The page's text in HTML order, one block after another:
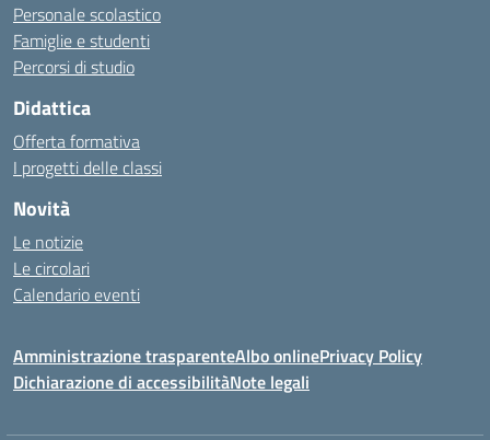
Personale scolastico
Famiglie e studenti
Percorsi di studio
Didattica
Offerta formativa
I progetti delle classi
Novità
Le notizie
Le circolari
Calendario eventi
Amministrazione trasparenteAlbo onlinePrivacy Policy
Dichiarazione di accessibilitàNote legali